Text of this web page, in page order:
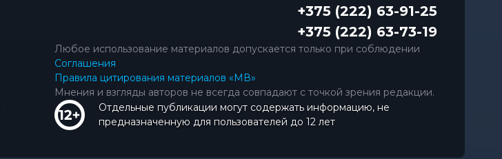
+375 (222) 63-91-25
+375 (222) 63-73-19
Любое использование материалов допускается только при соблюдении
Соглашения
Правила цитирования материалов «МВ»
Мнения и взгляды авторов не всегда совпадают с точкой зрения редакции.
Отдельные публикации могут содержать информацию, не
предназначенную для пользователей до 12 лет